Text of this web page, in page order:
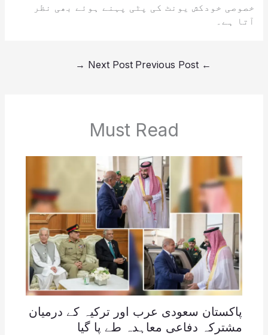
خصوصی خودکش یونٹ کی پٹی پہنے ہوئے بھی نظر
آتا ہے۔
←
Next Post
→
Must Read
پاکستان سعودی عرب اور ترکیہ کے درمیان
مشترکہ دفاعی معاہدہ طے پا گیا